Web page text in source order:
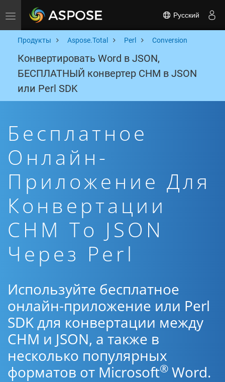
Toggle navigation Русский
Продукты Aspose.Total Perl Conversion
Конвертировать Word в JSON,
БЕСПЛАТНЫЙ конвертер CHM в JSON
или Perl SDK
Бесплатное
Онлайн-
Приложение Для
Конвертации
CHM To JSON
Через Perl
Используйте бесплатное
онлайн-приложение или Perl
SDK для конвертации между
CHM и JSON, а также в
несколько популярных
форматов от Microsoft® Word.